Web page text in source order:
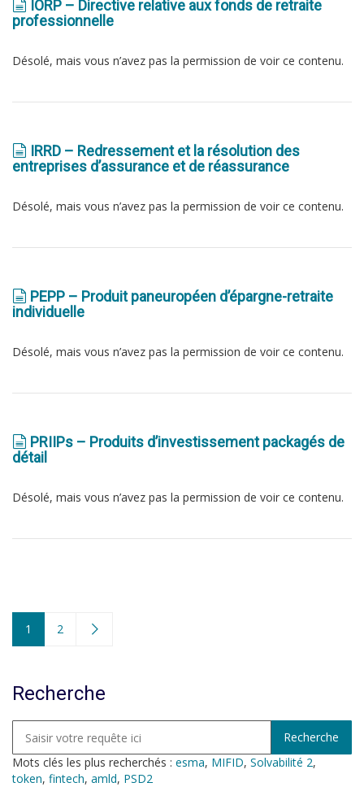
IORP – Directive relative aux fonds de retraite
professionnelle
Désolé, mais vous n’avez pas la permission de voir ce contenu.
IRRD – Redressement et la résolution des
entreprises d’assurance et de réassurance
Désolé, mais vous n’avez pas la permission de voir ce contenu.
PEPP – Produit paneuropéen d’épargne-retraite
individuelle
Désolé, mais vous n’avez pas la permission de voir ce contenu.
PRIIPs – Produits d’investissement packagés de
détail
Désolé, mais vous n’avez pas la permission de voir ce contenu.
1 2
Recherche
Mots clés les plus recherchés : esma, MIFID, Solvabilité 2,
token, fintech, amld, PSD2